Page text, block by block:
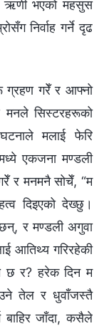
ऋणी भएको महसुस
निर्वाह गर्ने दृढ
ग्रहण गरेँ र आफ्नो
मनले सिस्टरहरूको
मलाई फेरि
एकजना मण्डली
गरेँ र मनमनै सोचेँ, “म
दिइएको देख्छु।
र मण्डली अगुवा
आतिथ्य गरिरहेकी
र? हरेक दिन म
तेल र धुवाँजस्तै
जाँदा, कसैले